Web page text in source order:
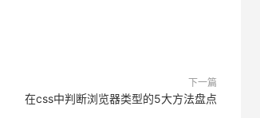
下一篇
在css中判断浏览器类型的5大方法盘点